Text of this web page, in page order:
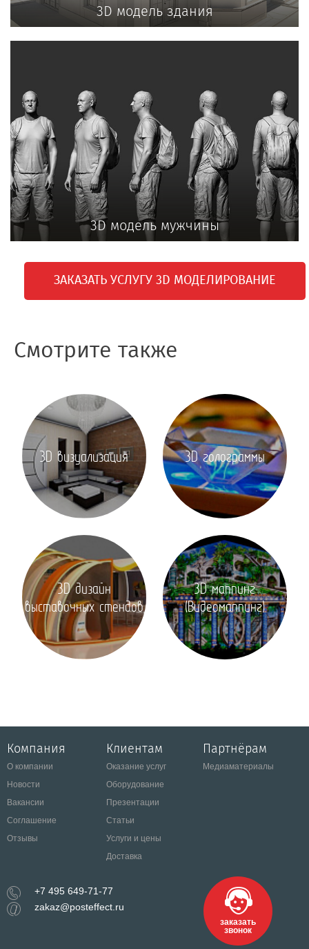
3D модель здания
3D модель мужчины
ЗАКАЗАТЬ УСЛУГУ 3D МОДЕЛИРОВАНИЕ
Смотрите также
3D визуализация 3D голограммы
3D дизайн
выставочных стендов
3D маппинг
(Видеомаппинг)
Компания
О компании
Новости
Вакансии
Соглашение
Отзывы
Клиентам
Оказание услуг
Оборудование
Презентации
Статьи
Услуги и цены
Доставка
Партнёрам
Медиаматериалы
+7 495 649-71-77
zakaz@posteffect.ru
заказать
звонок